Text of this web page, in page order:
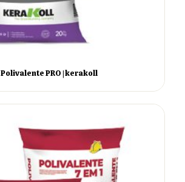
Polivalente PRO | kerakoll